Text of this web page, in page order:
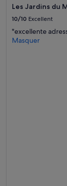
Les Jardins du
10/10 Excellent
"excellente
Masquer